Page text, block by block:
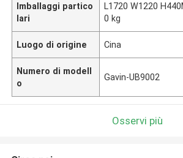
Imballaggi partico
lari
L1720 W1220
0 kg
Luogo di origine Cina
Numero di modell
o
Gavin-UB9002
Osservi più